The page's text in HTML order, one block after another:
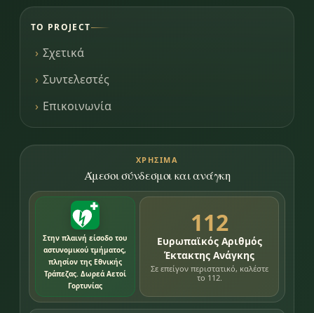
ΤΟ PROJECT
Σχετικά
Συντελεστές
Επικοινωνία
ΧΡΉΣΙΜΑ
Άμεσοι σύνδεσμοι και ανάγκη
Στην πλαινή είσοδο του
αστυνομικού τμήματος,
πλησίον της Εθνικής
Τράπεζας. Δωρεά Αετοί
Γορτυνίας
112
Ευρωπαϊκός Αριθμός
Έκτακτης Ανάγκης
Σε επείγον περιστατικό, καλέστε
το 112.